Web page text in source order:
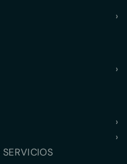
›
›
›
›